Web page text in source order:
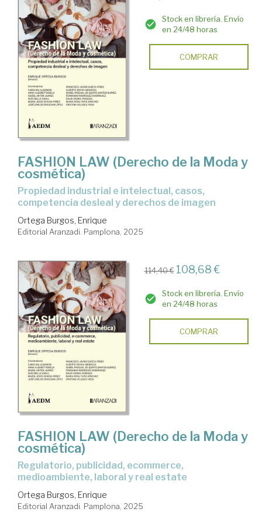
Stock en librería. Envío
en 24/48 horas
COMPRAR
FASHION LAW (Derecho de la Moda y
cosmética)
Propiedad industrial e intelectual, casos,
competencia desleal y derechos de imagen
Ortega Burgos, Enrique
Editorial Aranzadi. Pamplona, 2025
114,40 € 108,68 €
Stock en librería. Envío
en 24/48 horas
COMPRAR
FASHION LAW (Derecho de la Moda y
cosmética)
Regulatorio, publicidad, ecommerce,
medioambiente, laboral y real estate
Ortega Burgos, Enrique
Editorial Aranzadi. Pamplona, 2025